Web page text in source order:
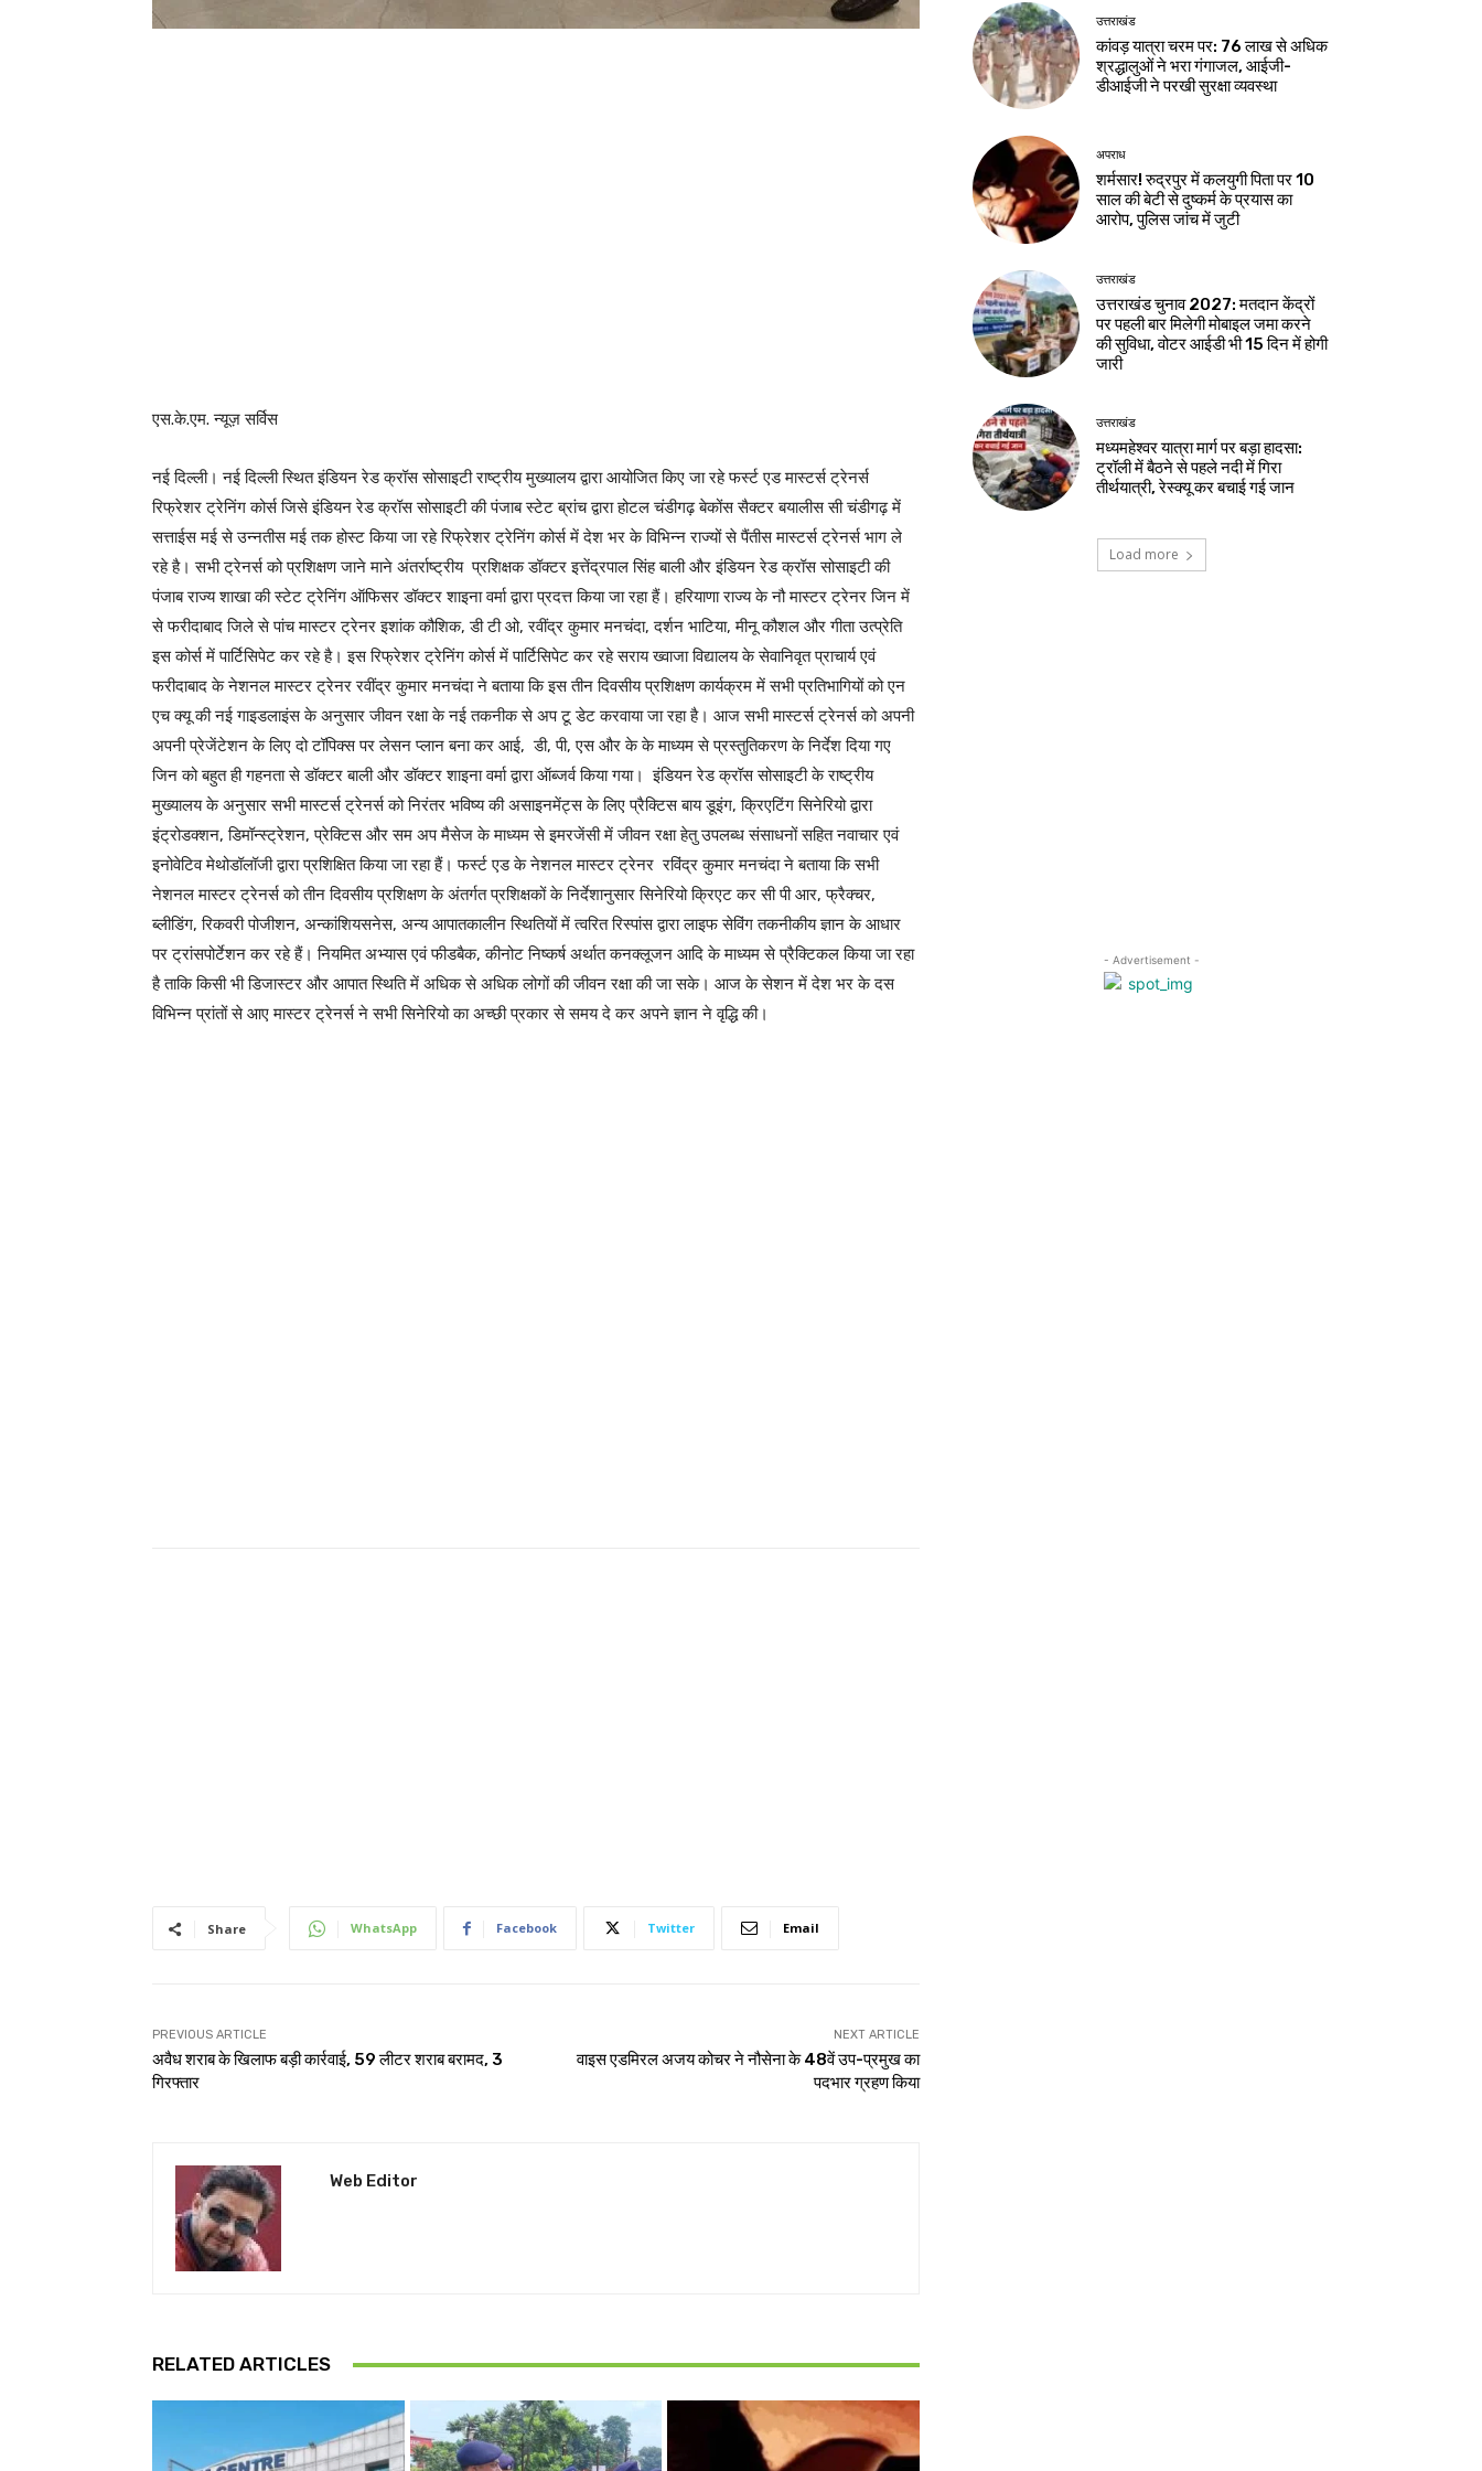
एस.के.एम. न्यूज़ सर्विस
नई दिल्ली। नई दिल्ली स्थित इंडियन रेड क्रॉस सोसाइटी राष्ट्रीय मुख्यालय द्वारा आयोजित किए जा रहे फर्स्ट एड मास्टर्स ट्रेनर्स
रिफ्रेशर ट्रेनिंग कोर्स जिसे इंडियन रेड क्रॉस सोसाइटी की पंजाब स्टेट ब्रांच द्वारा होटल चंडीगढ़ बेकोंस सैक्टर बयालीस सी चंडीगढ़ में
सत्ताईस मई से उन्नतीस मई तक होस्ट किया जा रहे रिफ्रेशर ट्रेनिंग कोर्स में देश भर के विभिन्न राज्यों से पैंतीस मास्टर्स ट्रेनर्स भाग ले
रहे है। सभी ट्रेनर्स को प्रशिक्षण जाने माने अंतर्राष्ट्रीय प्रशिक्षक डॉक्टर इत्तेंद्रपाल सिंह बाली और इंडियन रेड क्रॉस सोसाइटी की
पंजाब राज्य शाखा की स्टेट ट्रेनिंग ऑफिसर डॉक्टर शाइना वर्मा द्वारा प्रदत्त किया जा रहा हैं। हरियाणा राज्य के नौ मास्टर ट्रेनर जिन में
से फरीदाबाद जिले से पांच मास्टर ट्रेनर इशांक कौशिक, डी टी ओ, रवींद्र कुमार मनचंदा, दर्शन भाटिया, मीनू कौशल और गीता उत्प्रेति
इस कोर्स में पार्टिसिपेट कर रहे है। इस रिफ्रेशर ट्रेनिंग कोर्स में पार्टिसिपेट कर रहे सराय ख्वाजा विद्यालय के सेवानिवृत प्राचार्य एवं
फरीदाबाद के नेशनल मास्टर ट्रेनर रवींद्र कुमार मनचंदा ने बताया कि इस तीन दिवसीय प्रशिक्षण कार्यक्रम में सभी प्रतिभागियों को एन
एच क्यू की नई गाइडलाइंस के अनुसार जीवन रक्षा के नई तकनीक से अप टू डेट करवाया जा रहा है। आज सभी मास्टर्स ट्रेनर्स को अपनी
अपनी प्रेजेंटेशन के लिए दो टॉपिक्स पर लेसन प्लान बना कर आई, डी, पी, एस और के के माध्यम से प्रस्तुतिकरण के निर्देश दिया गए
जिन को बहुत ही गहनता से डॉक्टर बाली और डॉक्टर शाइना वर्मा द्वारा ऑब्जर्व किया गया। इंडियन रेड क्रॉस सोसाइटी के राष्ट्रीय
मुख्यालय के अनुसार सभी मास्टर्स ट्रेनर्स को निरंतर भविष्य की असाइनमेंट्स के लिए प्रैक्टिस बाय डूइंग, क्रिएटिंग सिनेरियो द्वारा
इंट्रोडक्शन, डिमॉन्स्ट्रेशन, प्रेक्टिस और सम अप मैसेज के माध्यम से इमरजेंसी में जीवन रक्षा हेतु उपलब्ध संसाधनों सहित नवाचार एवं
इनोवेटिव मेथोडॉलॉजी द्वारा प्रशिक्षित किया जा रहा हैं। फर्स्ट एड के नेशनल मास्टर ट्रेनर रविंद्र कुमार मनचंदा ने बताया कि सभी
नेशनल मास्टर ट्रेनर्स को तीन दिवसीय प्रशिक्षण के अंतर्गत प्रशिक्षकों के निर्देशानुसार सिनेरियो क्रिएट कर सी पी आर, फ्रैक्चर,
ब्लीडिंग, रिकवरी पोजीशन, अन्कांशियसनेस, अन्य आपातकालीन स्थितियों में त्वरित रिस्पांस द्वारा लाइफ सेविंग तकनीकीय ज्ञान के आधार
पर ट्रांसपोर्टेशन कर रहे हैं। नियमित अभ्यास एवं फीडबैक, कीनोट निष्कर्ष अर्थात कनक्लूजन आदि के माध्यम से प्रैक्टिकल किया जा रहा
है ताकि किसी भी डिजास्टर और आपात स्थिति में अधिक से अधिक लोगों की जीवन रक्षा की जा सके। आज के सेशन में देश भर के दस
विभिन्न प्रांतों से आए मास्टर ट्रेनर्स ने सभी सिनेरियो का अच्छी प्रकार से समय दे कर अपने ज्ञान ने वृद्धि की।
Share WhatsApp Facebook Twitter Email
PREVIOUS ARTICLE
अवैध शराब के खिलाफ बड़ी कार्रवाई, 59 लीटर शराब बरामद, 3
गिरफ्तार
NEXT ARTICLE
वाइस एडमिरल अजय कोचर ने नौसेना के 48वें उप-प्रमुख का
पदभार ग्रहण किया
Web Editor
RELATED ARTICLES
उत्तराखंड
कांवड़ यात्रा चरम पर: 76 लाख से अधिक
श्रद्धालुओं ने भरा गंगाजल, आईजी-
डीआईजी ने परखी सुरक्षा व्यवस्था
अपराध
शर्मसार! रुद्रपुर में कलयुगी पिता पर 10
साल की बेटी से दुष्कर्म के प्रयास का
आरोप, पुलिस जांच में जुटी
उत्तराखंड
उत्तराखंड चुनाव 2027: मतदान केंद्रों
पर पहली बार मिलेगी मोबाइल जमा करने
की सुविधा, वोटर आईडी भी 15 दिन में होगी
जारी
उत्तराखंड
मध्यमहेश्वर यात्रा मार्ग पर बड़ा हादसा:
ट्रॉली में बैठने से पहले नदी में गिरा
तीर्थयात्री, रेस्क्यू कर बचाई गई जान
Load more
- Advertisement -